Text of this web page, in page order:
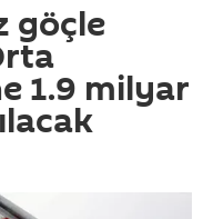
göçle
1.9 milyar